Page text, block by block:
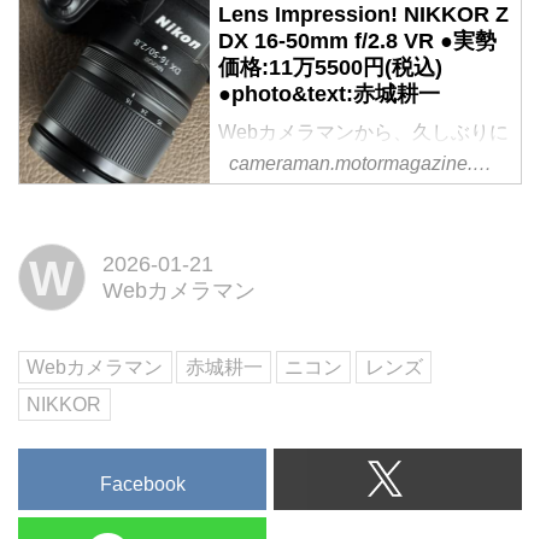
Lens Impression! NIKKOR Z
DX 16-50mm f/2.8 VR ●実勢
価格:11万5500円(税込)
●photo&text:赤城耕一
Webカメラマンから、久しぶりに
お声がけをいただきました。読者
のみなさま、ご無沙汰をしており
熱烈なニコンZ50II(&Z5IIも!)ユー
cameraman.motormagazine.co.jp
W
2026-01-21
Webカメラマン
Webカメラマン 赤城耕一 ニコン
レンズ
NIKKOR
Facebook